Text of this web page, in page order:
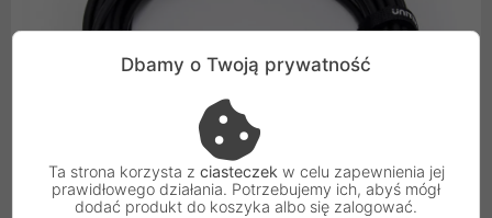
Dbamy o Twoją prywatność
Ta strona korzysta z ciasteczek w celu zapewnienia jej
prawidłowego działania. Potrzebujemy ich, abyś mógł
dodać produkt do koszyka albo się zalogować.